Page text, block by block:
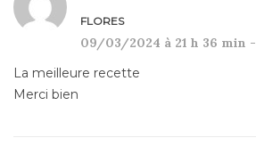
FLORES
09/03/2024 à 21 h 36 min -
La meilleure recette
Merci bien